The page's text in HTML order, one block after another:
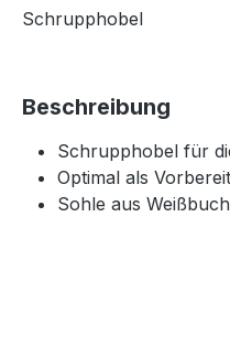
Schrupphobel
Beschreibung
Schrupphobel für
Optimal als
Sohle aus